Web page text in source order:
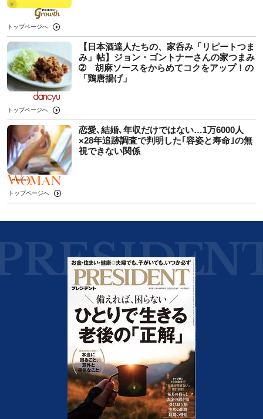
トップページへ
【日本酒達人たちの、家呑み「リピートつま
み」帖】ジョン・ゴントナーさんの家つまみ
➁ 胡麻ソースをからめてコクをアップ！の
「鶏唐揚げ」
トップページへ
恋愛､結婚､年収だけではない…1万6000人
×28年追跡調査で判明した｢容姿と寿命｣の無
視できない関係
トップページへ